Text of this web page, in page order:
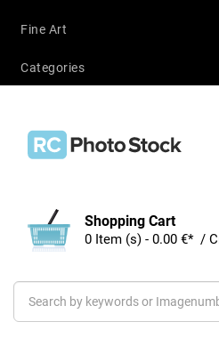
Fine Art
Categories
Shopping Cart
0 Item (s) -